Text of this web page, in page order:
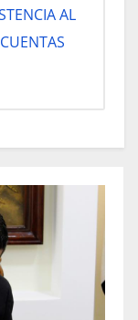
AL